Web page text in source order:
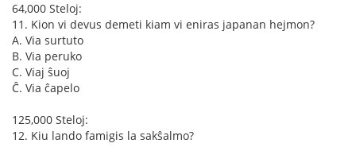
64,000 Steloj:
11. Kion vi devus demeti kiam vi eniras japanan hejmon?
A. Via surtuto
B. Via peruko
C. Viaj ŝuoj
Ĉ. Via ĉapelo
125,000 Steloj:
12. Kiu lando famigis la sakŝalmo?